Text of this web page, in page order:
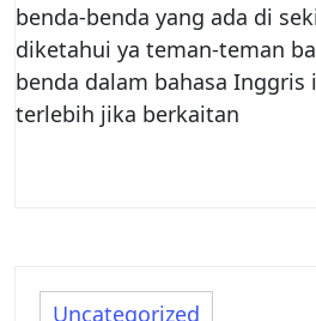
benda-benda yang ada di
diketahui ya teman-teman
benda dalam bahasa
terlebih jika berkaitan
Uncategorized